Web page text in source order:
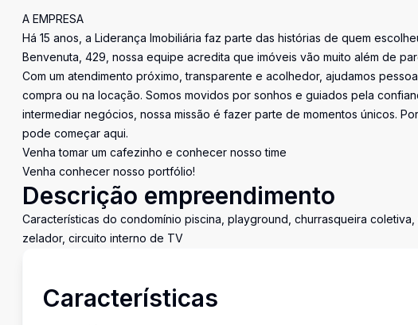
A EMPRESA
Há 15 anos, a Liderança Imobiliária faz parte das histórias de quem
Benvenuta, 429, nossa equipe acredita que imóveis vão muito além de
Com um atendimento próximo, transparente e acolhedor, ajudamos
compra ou na locação. Somos movidos por sonhos e guiados pela
intermediar negócios, nossa missão é fazer parte de momentos únicos.
pode começar aqui.
Venha tomar um cafezinho e conhecer nosso time
Venha conhecer nosso portfólio!
Descrição empreendimento
Características do condomínio piscina, playground, churrasqueira
zelador, circuito interno de TV
Características